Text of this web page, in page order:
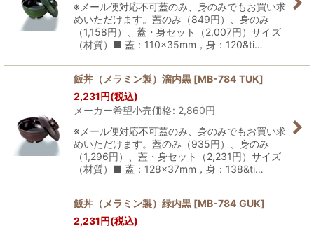
※メール便対応不可蓋のみ、身のみでもお買い求
めいただけます。蓋のみ（849円）、身のみ
（1,158円）、蓋・身セット（2,007円）サイズ
（材質）■ 蓋：110×35mm，身：120&ti…
飯丼（メラミン製）溜内黒 [MB-784 TUK]
2,231円(税込)
メーカー希望小売価格: 2,860円
※メール便対応不可蓋のみ、身のみでもお買い求
めいただけます。蓋のみ（935円）、身のみ
（1,296円）、蓋・身セット（2,231円）サイズ
（材質）■ 蓋：128×37mm，身：138&ti…
飯丼（メラミン製）緑内黒 [MB-784 GUK]
2,231円(税込)